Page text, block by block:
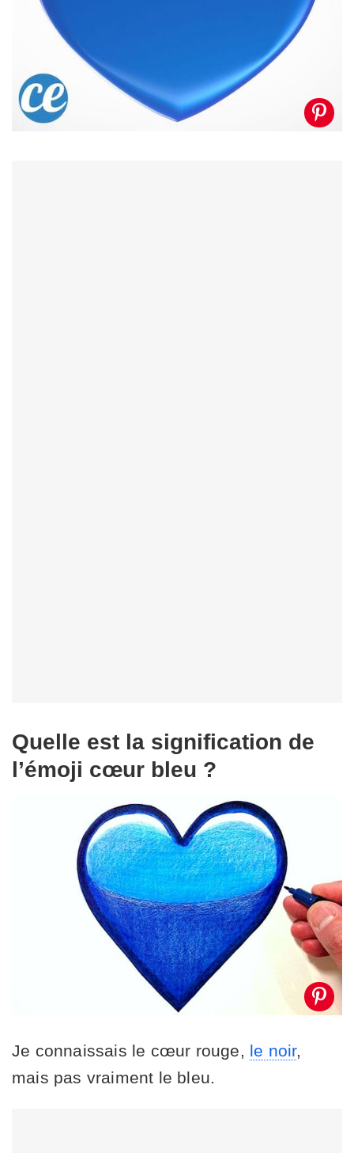
Quelle est la signification de
l’émoji cœur bleu ?
Je connaissais le cœur rouge, le noir,
mais pas vraiment le bleu.